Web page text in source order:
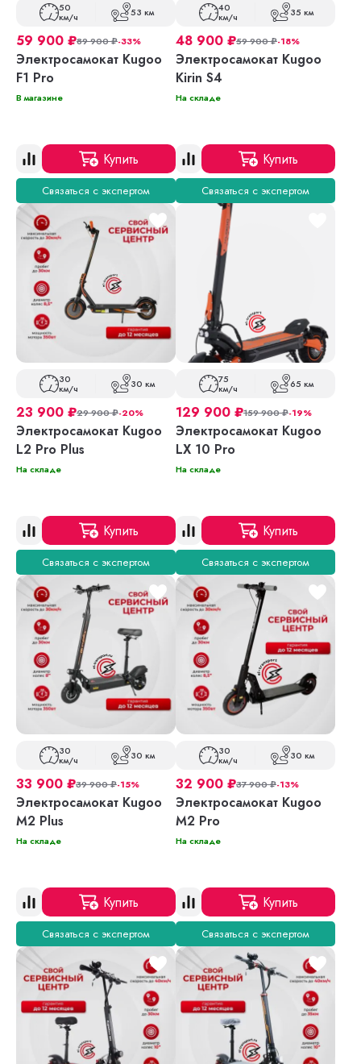
50
км/ч 53 км
59 900 ₽89 900₽-33%
Электросамокат Kugoo
F1 Pro
В магазине
Купить
Связаться с экспертом
40
км/ч 35 км
48 900 ₽59 900₽-18%
Электросамокат Kugoo
Kirin S4
На складе
Купить
Связаться с экспертом
30
км/ч 30 км
23 900 ₽29 900₽-20%
Электросамокат Kugoo
L2 Pro Plus
На складе
Купить
Связаться с экспертом
75
км/ч 65 км
129 900 ₽159 900₽-19%
Электросамокат Kugoo
LX 10 Pro
На складе
Купить
Связаться с экспертом
30
км/ч 30 км
33 900 ₽39 900₽-15%
Электросамокат Kugoo
M2 Plus
На складе
Купить
Связаться с экспертом
30
км/ч 30 км
32 900 ₽37 900₽-13%
Электросамокат Kugoo
M2 Pro
На складе
Купить
Связаться с экспертом